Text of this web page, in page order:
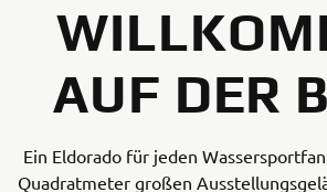
AUF DER
Ein Eldorado für jeden
Quadratmeter großen